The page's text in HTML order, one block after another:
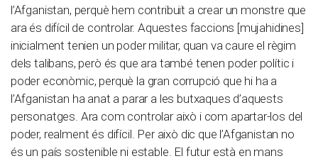
l’Afganistan, perquè hem contribuït a crear un monstre que
ara és difícil de controlar. Aquestes faccions [mujahidines]
inicialment tenien un poder militar, quan va caure el règim
dels talibans, però és que ara també tenen poder polític i
poder econòmic, perquè la gran corrupció que hi ha a
l’Afganistan ha anat a parar a les butxaques d’aquests
personatges. Ara com controlar això i com apartar-los del
poder, realment és difícil. Per això dic que l’Afganistan no
és un país sostenible ni estable. El futur està en mans